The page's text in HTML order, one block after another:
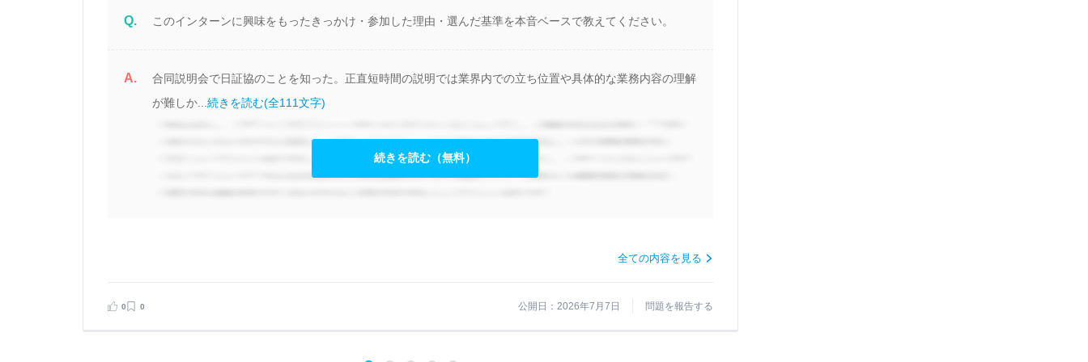
Q. このインターンに興味をもったきっかけ・参加した理由・選んだ基準を本音ベースで教えてください。
A.
合同説明会で日証協のことを知った。正直短時間の説明では業界内での立ち位置や具体的な業務内容の理解
が難しか... 続きを読む(全111文字)
続きを読む（無料）
全ての内容を見る
0 0 公開日：2026年7月7日 問題を報告する